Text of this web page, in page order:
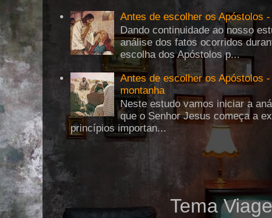
Antes de escolher os Apóstolos
Dando continuidade ao nosso
análise dos fatos ocorridos
escolha dos Apóstolos p...
Antes de escolher os Apóstolos
montanha
Neste estudo vamos iniciar a
que o Senhor Jesus começa a
princípios importan...
Tema